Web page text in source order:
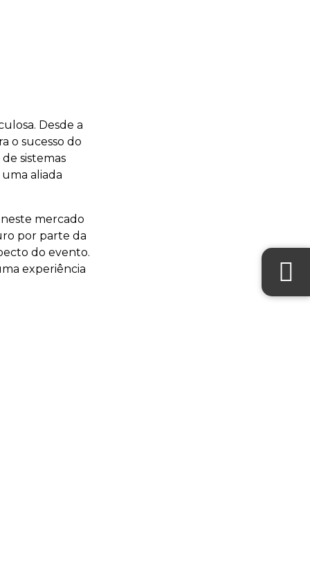
Desde a
o sucesso do
sistemas
aliada
mercado
por parte da
do evento.
experiência